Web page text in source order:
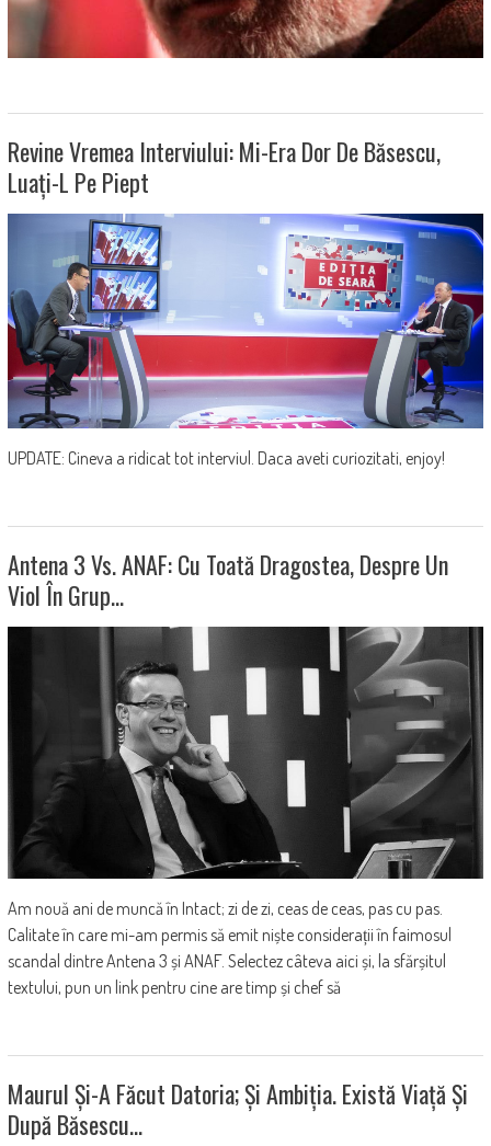
Revine Vremea Interviului: Mi-Era Dor De Băsescu,
Luați-L Pe Piept
UPDATE: Cineva a ridicat tot interviul. Daca aveti curiozitati, enjoy!
Antena 3 Vs. ANAF: Cu Toată Dragostea, Despre Un
Viol În Grup…
Am nouă ani de muncă în Intact; zi de zi, ceas de ceas, pas cu pas.
Calitate în care mi-am permis să emit niște considerații în faimosul
scandal dintre Antena 3 și ANAF. Selectez câteva aici și, la sfărșitul
textului, pun un link pentru cine are timp și chef să
Maurul Și-A Făcut Datoria; Și Ambiția. Există Viață Și
După Băsescu…